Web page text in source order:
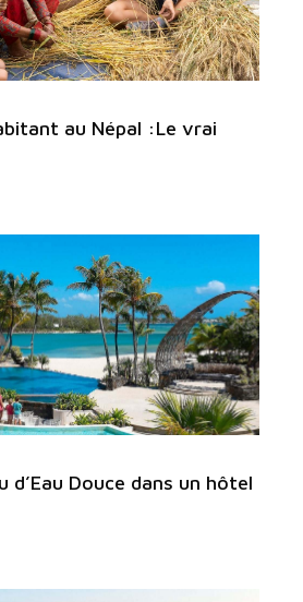
au Népal :Le vrai
d’Eau Douce dans un hôtel